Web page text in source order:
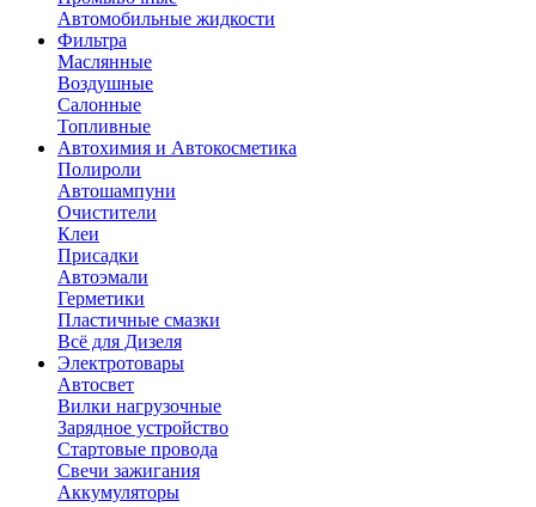
Автомобильные жидкости
Фильтра
Маслянные
Воздушные
Салонные
Топливные
Автохимия и Автокосметика
Полироли
Автошампуни
Очистители
Клеи
Присадки
Автоэмали
Герметики
Пластичные смазки
Всё для Дизеля
Электротовары
Автосвет
Вилки нагрузочные
Зарядное устройство
Стартовые провода
Свечи зажигания
Аккумуляторы